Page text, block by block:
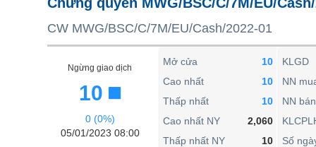
CW MWG/BSC/C/7M/EU/Cash/2022-01
Ngừng giao dịch
10
0 (0%)
05/01/2023 08:00
Mở cửa
10
Cao nhất
10
Thấp nhất
10
Cao nhất NY
2,060
Thấp nhất NY
10
KLGD
NN
NN bán
Số
BẤT ĐỘNG SẢN
TÀI CHÍNH
KINH TẾ
THẾ GIỚI
ĐÔNG DƯƠNG